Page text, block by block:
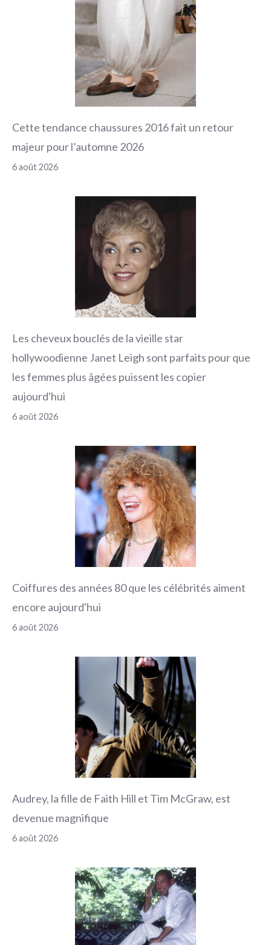
Cette tendance chaussures 2016 fait un retour
majeur pour l’automne 2026
6 août 2026
Les cheveux bouclés de la vieille star
hollywoodienne Janet Leigh sont parfaits pour que
les femmes plus âgées puissent les copier
aujourd'hui
6 août 2026
Coiffures des années 80 que les célébrités aiment
encore aujourd'hui
6 août 2026
Audrey, la fille de Faith Hill et Tim McGraw, est
devenue magnifique
6 août 2026